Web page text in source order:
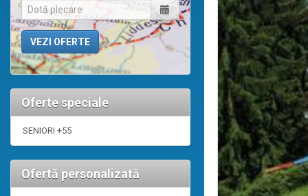
Oferte speciale
SENIORI +55
Ofertă personalizată